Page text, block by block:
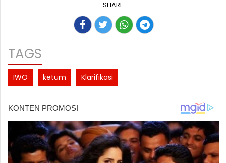
SHARE:
TAGS
IWO ketum Klarifikasi